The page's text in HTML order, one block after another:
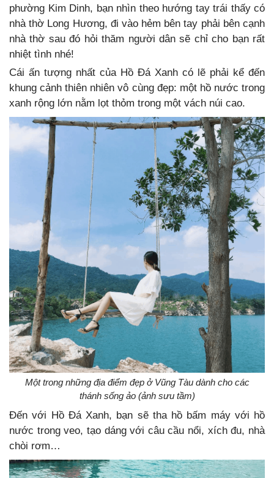
phường Kim Dinh, bạn nhìn theo hướng tay trái thấy có
nhà thờ Long Hương, đi vào hẻm bên tay phải bên cạnh
nhà thờ sau đó hỏi thăm người dân sẽ chỉ cho bạn rất
nhiệt tình nhé!
Cái ấn tượng nhất của Hồ Đá Xanh có lẽ phải kể đến
khung cảnh thiên nhiên vô cùng đẹp: một hồ nước trong
xanh rộng lớn nằm lọt thỏm trong một vách núi cao.
Một trong những địa điểm đẹp ở Vũng Tàu dành cho các
thánh sống ảo (ảnh sưu tầm)
Đến với Hồ Đá Xanh, bạn sẽ tha hồ bấm máy với hồ
nước trong veo, tạo dáng với câu cầu nổi, xích đu, nhà
chòi rơm…